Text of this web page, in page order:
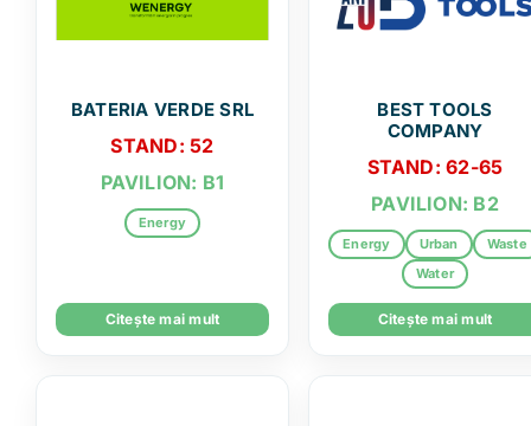
BATERIA VERDE SRL
STAND: 52
PAVILION: B1
Energy
Citește mai mult
BEST TOOLS
COMPANY
STAND: 62-65
PAVILION: B2
Energy Urban
Waste
Water
Citește mai mult